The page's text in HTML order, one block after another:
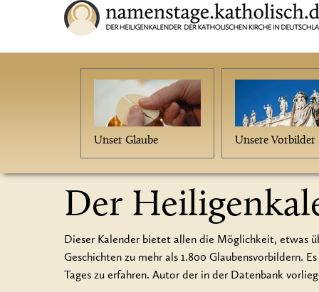
Unser Glaube Unsere Vorbilder
Der
Dieser Kalender bietet allen die Möglichkeit, etwas
Geschichten zu mehr als 1.800 Glaubensvorbildern.
Tages zu erfahren. Autor der in der Datenbank